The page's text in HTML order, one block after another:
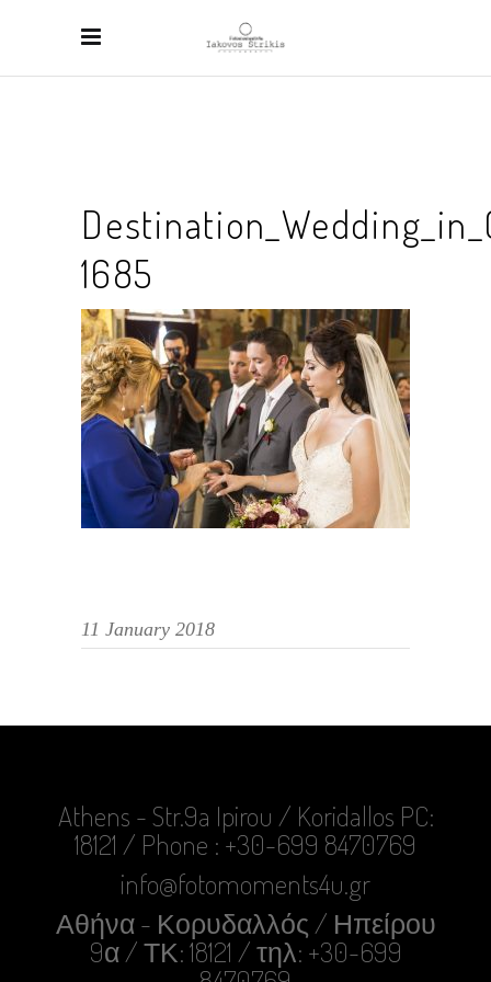
1685
11 January 2018
Athens - Str.9a Ipirou / Koridallos PC:
18121 / Phone : +30-699 8470769
info@fotomoments4u.gr
Αθήνα - Κορυδαλλός / Ηπείρου
9α / ΤΚ: 18121 / τηλ: +30-699